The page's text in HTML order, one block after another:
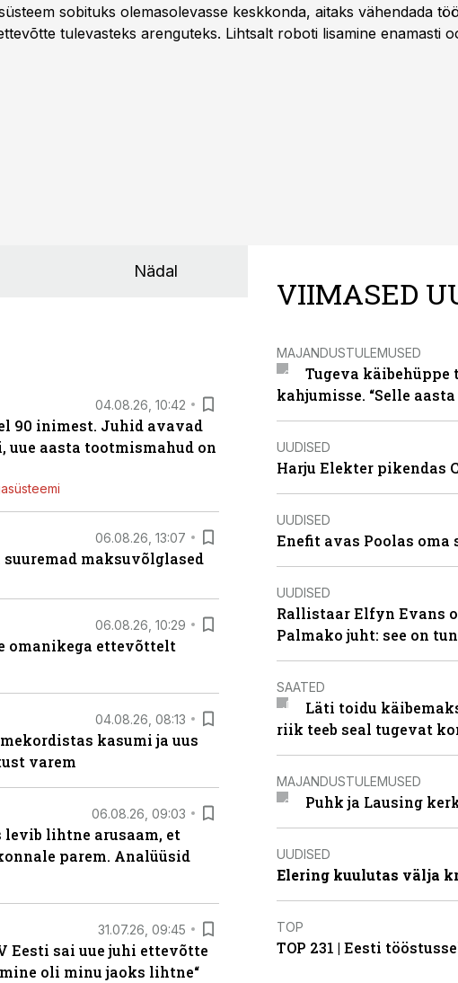
sobituks olemasolevasse keskkonda, aitaks vähendada
tulevasteks arenguteks. Lihtsalt roboti lisamine enamasti
Nädal
04.08.26, 10:42
90 inimest. Juhid avavad
uue aasta tootmismahud on
06.08.26, 13:07
suuremad maksuvõlglased
06.08.26, 10:29
omanikega ettevõttelt
04.08.26, 08:13
kasumi ja uus
varem
06.08.26, 09:03
levib lihtne arusaam, et
parem. Analüüsid
31.07.26, 09:45
Eesti sai uue juhi ettevõtte
oli minu jaoks lihtne“
VIIMASED
MAJANDUSTULEMUSED
Tugeva
kahjumisse. “Selle
UUDISED
Harju Elekter pikendas
UUDISED
Enefit avas Poolas
UUDISED
Rallistaar Elfyn Evans
Palmako juht: see on
SAATED
Läti toidu
riik teeb seal tugevat
MAJANDUSTULEMUSED
Puhk ja Lausing
UUDISED
Elering kuulutas välja
TOP
TOP 231 | Eesti